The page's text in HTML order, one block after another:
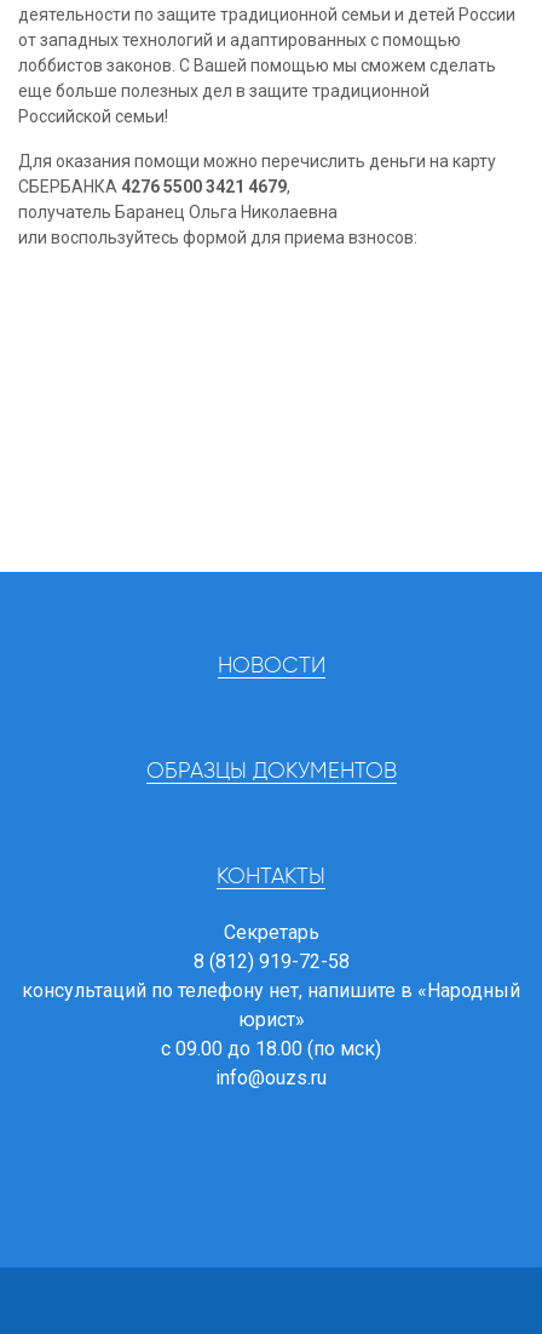
деятельности по защите традиционной семьи и детей России
от западных технологий и адаптированных с помощью
лоббистов законов. С Вашей помощью мы сможем сделать
еще больше полезных дел в защите традиционной
Российской семьи!
Для оказания помощи можно перечислить деньги на карту
СБЕРБАНКА 4276 5500 3421 4679,
получатель Баранец Ольга Николаевна
или воспользуйтесь формой для приема взносов:
НОВОСТИ
ОБРАЗЦЫ ДОКУМЕНТОВ
КОНТАКТЫ
Секретарь
8 (812) 919-72-58
консультаций по телефону нет, напишите в «Народный
юрист»
с 09.00 до 18.00 (по мск)
info@ouzs.ru